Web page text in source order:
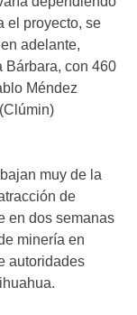
el proyecto, se
adelante,
Bárbara, con 460
Méndez
muy de la
de
en dos semanas
minería en
autoridades